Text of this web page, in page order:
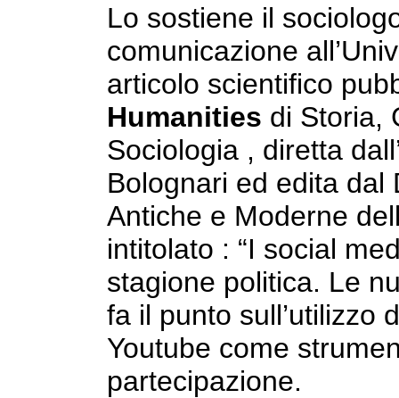
Lo sostiene il
comunicazione
articolo scientifico
Humanities di Storia,
Sociologia , diretta
Bolognari ed edita dal
Antiche e Moderne
intitolato : “I social
stagione politica. Le
fa il punto sull’utilizzo
Youtube come
partecipazione.